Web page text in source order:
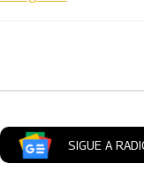
SIGUE A